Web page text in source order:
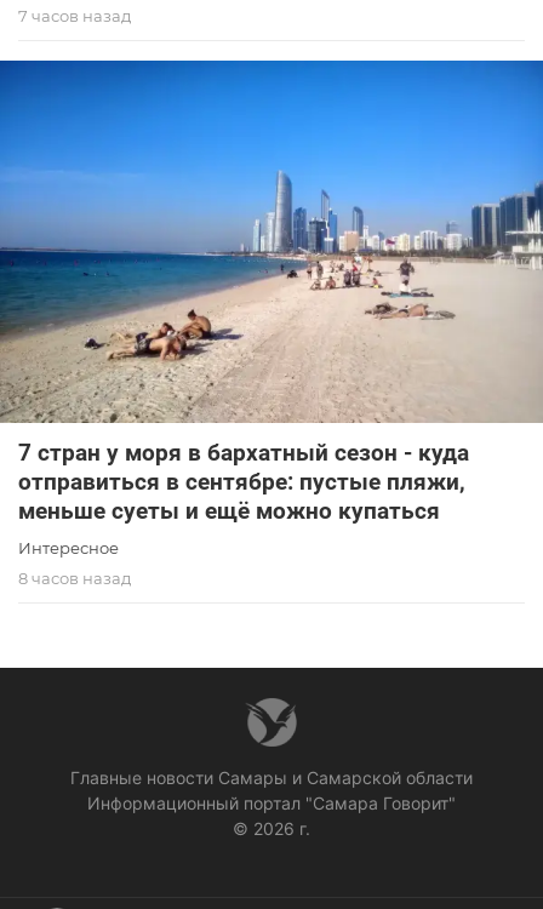
7 часов назад
7 стран у моря в бархатный сезон - куда
отправиться в сентябре: пустые пляжи,
меньше суеты и ещё можно купаться
Интересное
8 часов назад
Главные новости Самары и Самарской области
Информационный портал "Самара Говорит"
© 2026 г.